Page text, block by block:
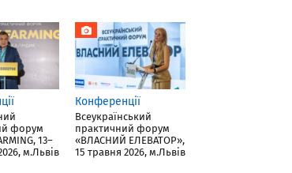
форум
13–
м.Львів
Конференції
Всеукраїнський
практичний форум
«ВЛАСНИЙ ЕЛЕВАТОР»,
15 травня 2026, м.Львів